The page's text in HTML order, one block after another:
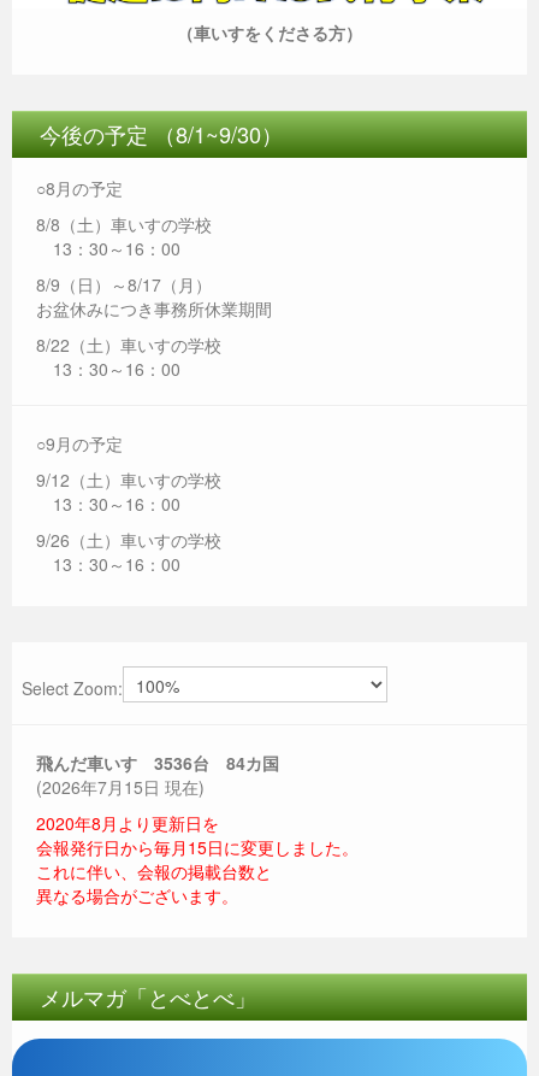
（車いすをくださる方）
今後の予定 （8/1~9/30）
○8月の予定
8/8（土）車いすの学校
13：30～16：00
8/9（日）～8/17（月）
お盆休みにつき事務所休業期間
8/22（土）車いすの学校
13：30～16：00
○9月の予定
9/12（土）車いすの学校
13：30～16：00
9/26（土）車いすの学校
13：30～16：00
Select Zoom:
飛んだ車いす 3536台 84カ国
(2026年7月15日 現在)
2020年8月より更新日を
会報発行日から毎月15日に変更しました。
これに伴い、会報の掲載台数と
異なる場合がございます。
メルマガ「とべとべ」